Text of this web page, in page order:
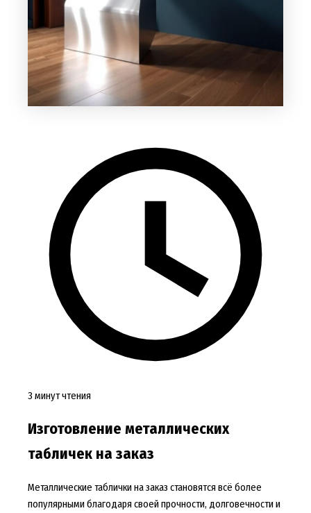
3 минут чтения
Изготовление металлических
табличек на заказ
Металлические таблички на заказ становятся всё более
популярными благодаря своей прочности, долговечности и